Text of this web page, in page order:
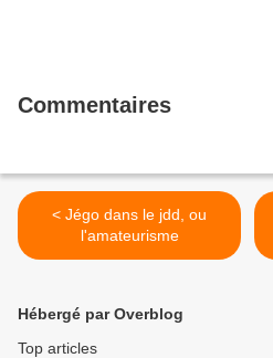
Commentaires
< Jégo dans le jdd, ou
l'amateurisme
Hébergé par Overblog
Top articles